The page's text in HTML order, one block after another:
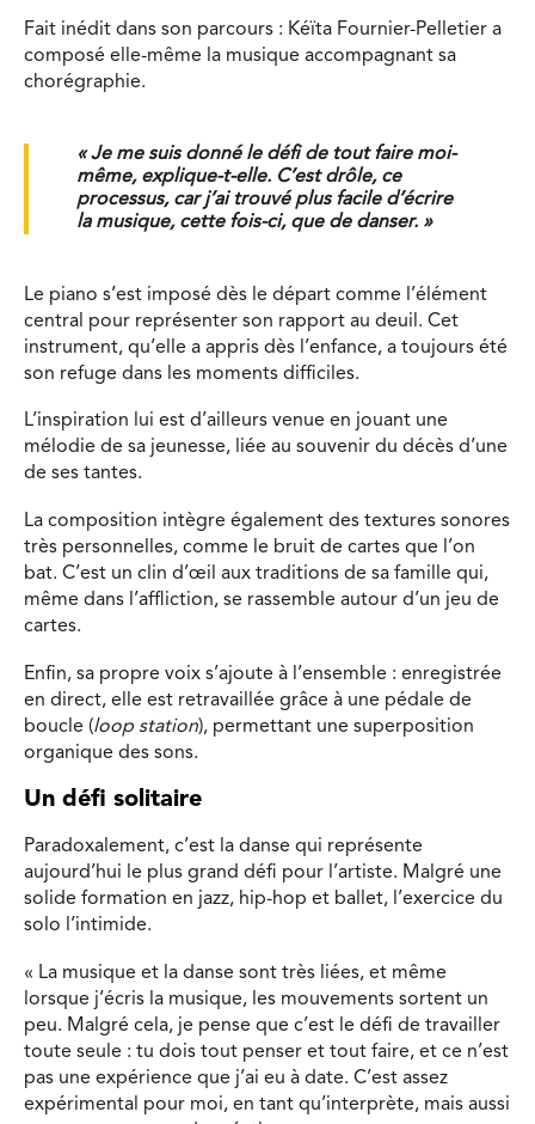
Fait inédit dans son parcours : Kéïta Fournier-Pelletier a
composé elle-même la musique accompagnant sa
chorégraphie.
« Je me suis donné le défi de tout faire moi-
même, explique-t-elle. C’est drôle, ce
processus, car j’ai trouvé plus facile d’écrire
la musique, cette fois-ci, que de danser. »
Le piano s’est imposé dès le départ comme l’élément
central pour représenter son rapport au deuil. Cet
instrument, qu’elle a appris dès l’enfance, a toujours été
son refuge dans les moments difficiles.
L’inspiration lui est d’ailleurs venue en jouant une
mélodie de sa jeunesse, liée au souvenir du décès d’une
de ses tantes.
La composition intègre également des textures sonores
très personnelles, comme le bruit de cartes que l’on
bat. C’est un clin d’œil aux traditions de sa famille qui,
même dans l’affliction, se rassemble autour d’un jeu de
cartes.
Enfin, sa propre voix s’ajoute à l’ensemble : enregistrée
en direct, elle est retravaillée grâce à une pédale de
boucle (loop station), permettant une superposition
organique des sons.
Un défi solitaire
Paradoxalement, c’est la danse qui représente
aujourd’hui le plus grand défi pour l’artiste. Malgré une
solide formation en jazz, hip-hop et ballet, l’exercice du
solo l’intimide.
« La musique et la danse sont très liées, et même
lorsque j’écris la musique, les mouvements sortent un
peu. Malgré cela, je pense que c’est le défi de travailler
toute seule : tu dois tout penser et tout faire, et ce n’est
pas une expérience que j’ai eu à date. C’est assez
expérimental pour moi, en tant qu’interprète, mais aussi